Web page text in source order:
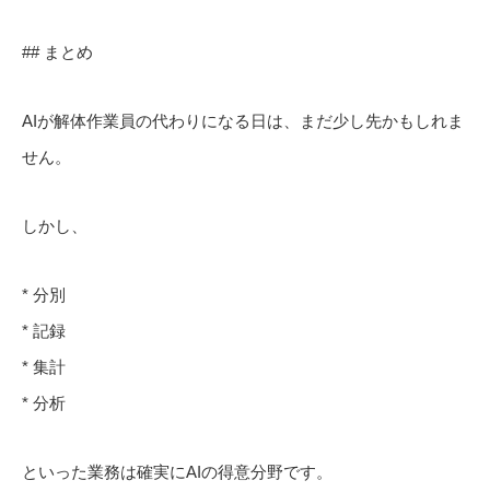
## まとめ
AIが解体作業員の代わりになる日は、まだ少し先かもしれま
せん。
しかし、
* 分別
* 記録
* 集計
* 分析
といった業務は確実にAIの得意分野です。